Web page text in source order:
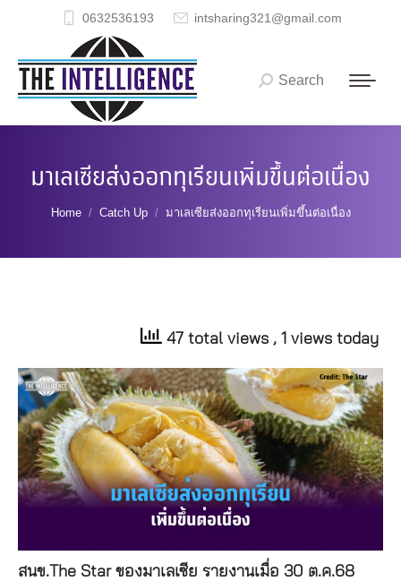
0632536193 intsharing321@gmail.com
Search:
Search
มาเลเซียส่งออกทุเรียนเพิ่มขึ้นต่อเนื่อง
You are here:
Home Catch Up มาเลเซียส่งออกทุเรียนเพิ่มขึ้นต่อเนื่อง
47 total views , 1 views today
สนข.The Star ของมาเลเซีย รายงานเมื่อ 30 ต.ค.68